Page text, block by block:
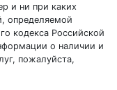
и ни при каких
определяемой
кодекса Российской
о наличии и
пожалуйста,